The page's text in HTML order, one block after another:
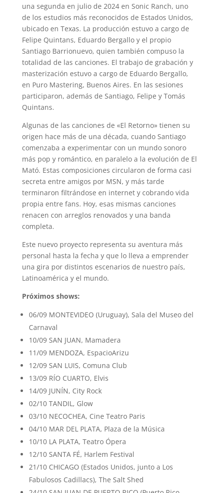
una segunda en julio de 2024 en Sonic Ranch, uno
de los estudios más reconocidos de Estados Unidos,
ubicado en Texas. La producción estuvo a cargo de
Felipe Quintans, Eduardo Bergallo y el propio
Santiago Barrionuevo, quien también compuso la
totalidad de las canciones. El trabajo de grabación y
masterización estuvo a cargo de Eduardo Bergallo,
en Puro Mastering, Buenos Aires. En las sesiones
participaron, además de Santiago, Felipe y Tomás
Quintans.
Algunas de las canciones de «El Retorno» tienen su
origen hace más de una década, cuando Santiago
comenzaba a experimentar con un mundo sonoro
más pop y romántico, en paralelo a la evolución de El
Mató. Estas composiciones circularon de forma casi
secreta entre amigos por MSN, y más tarde
terminaron filtrándose en internet y cobrando vida
propia entre fans. Hoy, esas mismas canciones
renacen con arreglos renovados y una banda
completa.
Este nuevo proyecto representa su aventura más
personal hasta la fecha y que lo lleva a emprender
una gira por distintos escenarios de nuestro país,
Latinoamérica y el mundo.
Próximos shows:
06/09 MONTEVIDEO (Uruguay), Sala del Museo del
Carnaval
10/09 SAN JUAN, Mamadera
11/09 MENDOZA, EspacioArizu
12/09 SAN LUIS, Comuna Club
13/09 RÍO CUARTO, Elvis
14/09 JUNÍN, City Rock
02/10 TANDIL, Glow
03/10 NECOCHEA, Cine Teatro Paris
04/10 MAR DEL PLATA, Plaza de la Música
10/10 LA PLATA, Teatro Ópera
12/10 SANTA FÉ, Harlem Festival
21/10 CHICAGO (Estados Unidos, junto a Los
Fabulosos Cadillacs), The Salt Shed